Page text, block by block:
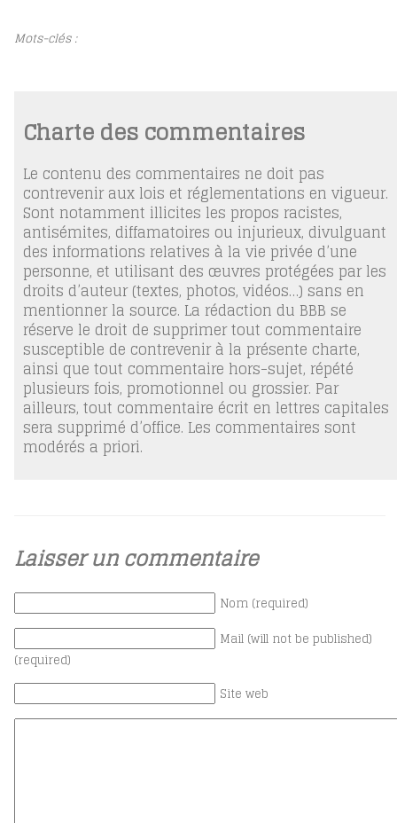
Mots-clés :
Charte des commentaires
Le contenu des commentaires ne doit pas
contrevenir aux lois et réglementations en vigueur.
Sont notamment illicites les propos racistes,
antisémites, diffamatoires ou injurieux, divulguant
des informations relatives à la vie privée d’une
personne, et utilisant des œuvres protégées par les
droits d’auteur (textes, photos, vidéos…) sans en
mentionner la source. La rédaction du BBB se
réserve le droit de supprimer tout commentaire
susceptible de contrevenir à la présente charte,
ainsi que tout commentaire hors-sujet, répété
plusieurs fois, promotionnel ou grossier. Par
ailleurs, tout commentaire écrit en lettres capitales
sera supprimé d’office. Les commentaires sont
modérés a priori.
Laisser un commentaire
Nom (required)
Mail (will not be published)
(required)
Site web